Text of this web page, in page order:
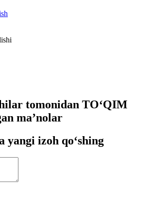
tomonidan TO‘QIM
ma’nolar
yangi izoh qo‘shing